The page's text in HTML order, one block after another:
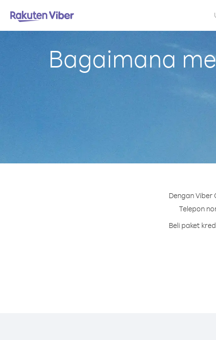
Bagaimana
Dengan Viber
Telepon
Beli paket